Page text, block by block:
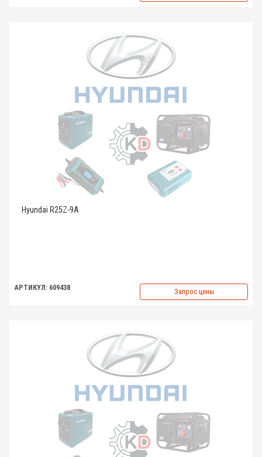
Hyundai R25Z-9A
АРТИКУЛ: 609438 Запрос цены